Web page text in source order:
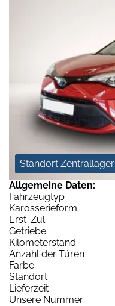
Standort Zentrallager
Allgemeine Daten:
Fahrzeugtyp
Karosserieform
Erst-Zul.
Getriebe
Kilometerstand
Anzahl der Türen
Farbe
Standort
Lieferzeit
Unsere Nummer